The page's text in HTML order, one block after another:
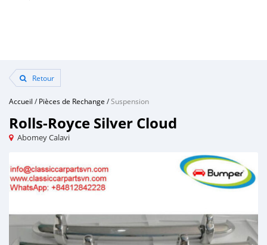
Retour
Accueil /Pièces de Rechange /Suspension
Rolls-Royce Silver Cloud
Abomey Calavi